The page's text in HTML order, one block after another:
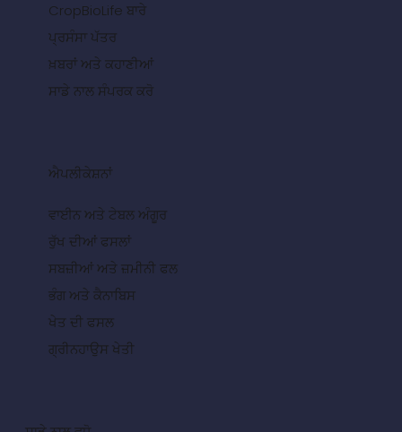
CropBioLife ਬਾਰੇ
ਪ੍ਰਸੰਸਾ ਪੱਤਰ
ਖ਼ਬਰਾਂ ਅਤੇ ਕਹਾਣੀਆਂ
ਸਾਡੇ ਨਾਲ ਸੰਪਰਕ ਕਰੋ
ਐਪਲੀਕੇਸ਼ਨਾਂ
ਵਾਈਨ ਅਤੇ ਟੇਬਲ ਅੰਗੂਰ
ਰੁੱਖ ਦੀਆਂ ਫਸਲਾਂ
ਸਬਜ਼ੀਆਂ ਅਤੇ ਜ਼ਮੀਨੀ ਫਲ
ਭੰਗ ਅਤੇ ਕੈਨਾਬਿਸ
ਖੇਤ ਦੀ ਫਸਲ
ਗ੍ਰੀਨਹਾਉਸ ਖੇਤੀ